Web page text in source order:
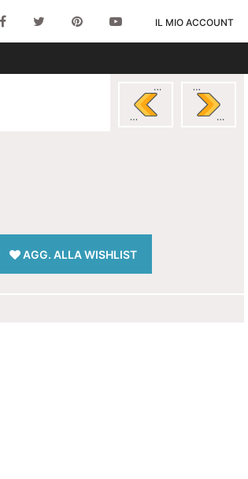
IL MIO ACCOUNT
AGG. ALLA WISHLIST